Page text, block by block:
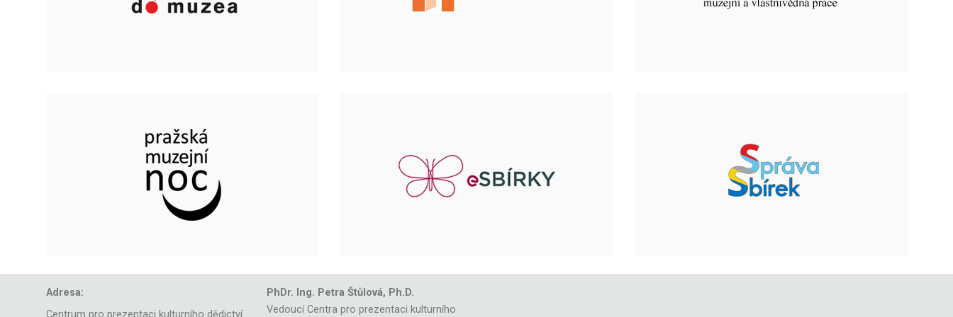
Adresa:
PhDr. Ing. Petra Štůlová, Ph.D.
Vedoucí Centra pro prezentaci kulturního